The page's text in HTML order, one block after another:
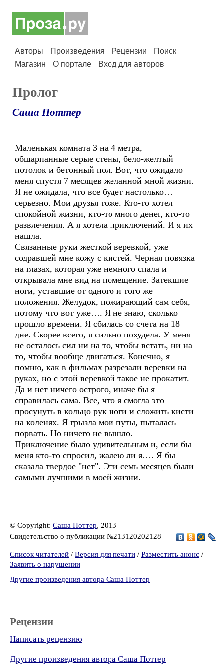
Авторы Произведения Рецензии
Поиск
Магазин
О портале Вход для авторов
Пролог
Саша Поттер
Маленькая комната 3 на 4 метра,
обшарпанные серые стены, бело-желтый
потолок и бетонный пол. Вот, что ожидало
меня спустя 7 месяцев желанной мной жизни.
Я не ожидала, что все будет настолько…
серьезно. Мои друзья тоже. Кто-то хотел
спокойной жизни, кто-то много денег, кто-то
развлечения. А я хотела приключений. И я их
нашла.
Связанные руки жесткой веревкой, уже
содравшей мне кожу с кистей. Черная повязка
на глазах, которая уже немного спала и
открывала мне вид на помещение. Затекшие
ноги, уставшие от одного и того же
положения. Желудок, пожирающий сам себя,
потому что вот уже…. Я не знаю, сколько
прошло времени. Я сбилась со счета на 18
дне. Скорее всего, я сильно похудела. У меня
не осталось сил ни на то, чтобы встать, ни на
то, чтобы вообще двигаться. Конечно, я
помню, как в фильмах разрезали веревки на
руках, но с этой веревкой такое не прокатит.
Да и нет ничего острого, иначе бы я
справилась сама. Все, что я смогла это
просунуть в кольцо рук ноги и сложить кисти
на коленях. Я грызла мои путы, пыталась
порвать. Но ничего не вышло.
Приключение было удивительным и, если бы
меня кто-то спросил, жалею ли я…. Я бы
сказала твердое "нет". Эти семь месяцев были
самыми лучшими в моей жизни.
© Copyright: Саша Поттер, 2013
Свидетельство о публикации №213120202128
Список читателей / Версия для печати / Разместить анонс /
Заявить о нарушении
Другие произведения автора Саша Поттер
Рецензии
Написать рецензию
Другие произведения автора Саша Поттер